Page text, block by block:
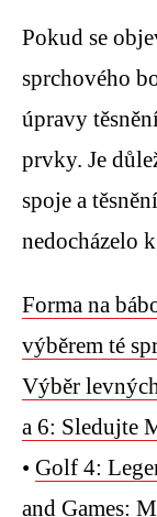
Pokud se
sprchového
úpravy
prvky. Je
spoje a
nedocházelo
Forma na
výběrem té
Výběr
a 6: Sledujte
• Golf 4:
and Games: